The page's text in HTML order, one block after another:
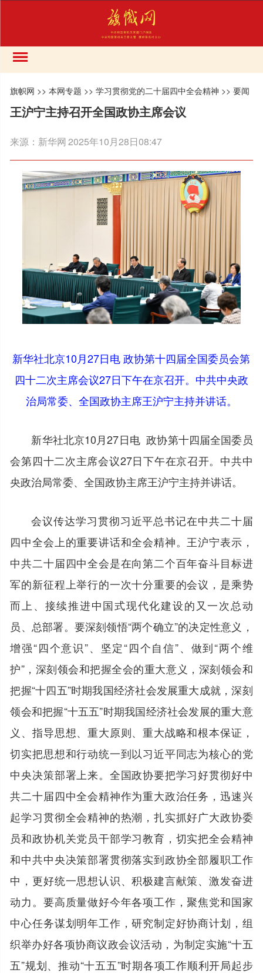
旗帜网 >>本网专题 >>学习贯彻党的二十届四中全会精神 >>要闻
王沪宁主持召开全国政协主席会议
来源： 新华网2025年10月28日08:47
新华社北京10月27日电 政协第十四届全国委员会第
四十二次主席会议27日下午在京召开。中共中央政
治局常委、全国政协主席王沪宁主持并讲话。
新华社北京10月27日电 政协第十四届全国委员
会第四十二次主席会议27日下午在京召开。中共中
央政治局常委、全国政协主席王沪宁主持并讲话。
会议传达学习贯彻习近平总书记在中共二十届
四中全会上的重要讲话和全会精神。王沪宁表示，
中共二十届四中全会是在向第二个百年奋斗目标进
军的新征程上举行的一次十分重要的会议，是乘势
而上、接续推进中国式现代化建设的又一次总动
员、总部署。要深刻领悟“两个确立”的决定性意义，
增强“四个意识”、坚定“四个自信”、做到“两个维
护”，深刻领会和把握全会的重大意义，深刻领会和
把握“十四五”时期我国经济社会发展重大成就，深刻
领会和把握“十五五”时期我国经济社会发展的重大意
义、指导思想、重大原则、重大战略和根本保证，
切实把思想和行动统一到以习近平同志为核心的党
中央决策部署上来。全国政协要把学习好贯彻好中
共二十届四中全会精神作为重大政治任务，迅速兴
起学习贯彻全会精神的热潮，扎实抓好广大政协委
员和政协机关党员干部学习教育，切实把全会精神
和中共中央决策部署贯彻落实到政协全部履职工作
中，更好统一思想认识、积极建言献策、激发奋进
动力。要高质量做好今年各项工作，聚焦党和国家
中心任务谋划明年工作，研究制定好协商计划，组
织举办好各项协商议政会议活动，为制定实施“十五
五”规划、推动“十五五”时期各项工作顺利开局起步